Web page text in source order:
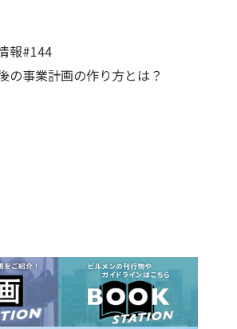
報#144
の事業計画の作り方とは？